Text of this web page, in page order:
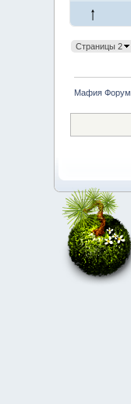
Страницы 2
Мафия Форум